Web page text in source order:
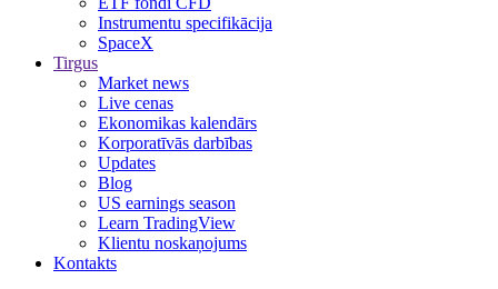
Instrumentu specifikācija
SpaceX
Tirgus
Market news
Live cenas
Ekonomikas kalendārs
Korporatīvās darbības
Updates
Blog
US earnings season
Learn TradingView
Klientu noskaņojums
Kontakts